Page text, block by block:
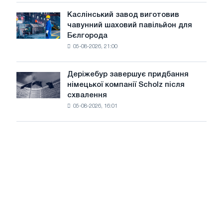
до
потрясінь:
Каслінський
завод
виготовив
для
Бєлгорода
Каслінський завод виготовив
чавунний шаховий павільйон для
Бєлгорода
05-08-2026, 21:00
Деріжебур
завершує
придбання
Деріжебур завершує придбання
німецької компанії Scholz після
схвалення
05-08-2026, 16:01